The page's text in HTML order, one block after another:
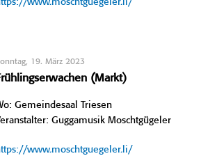
19. März 2023
(Markt)
Gemeindesaal Triesen
Guggamusik Moschtgügeler
www.moschtguegeler.li/